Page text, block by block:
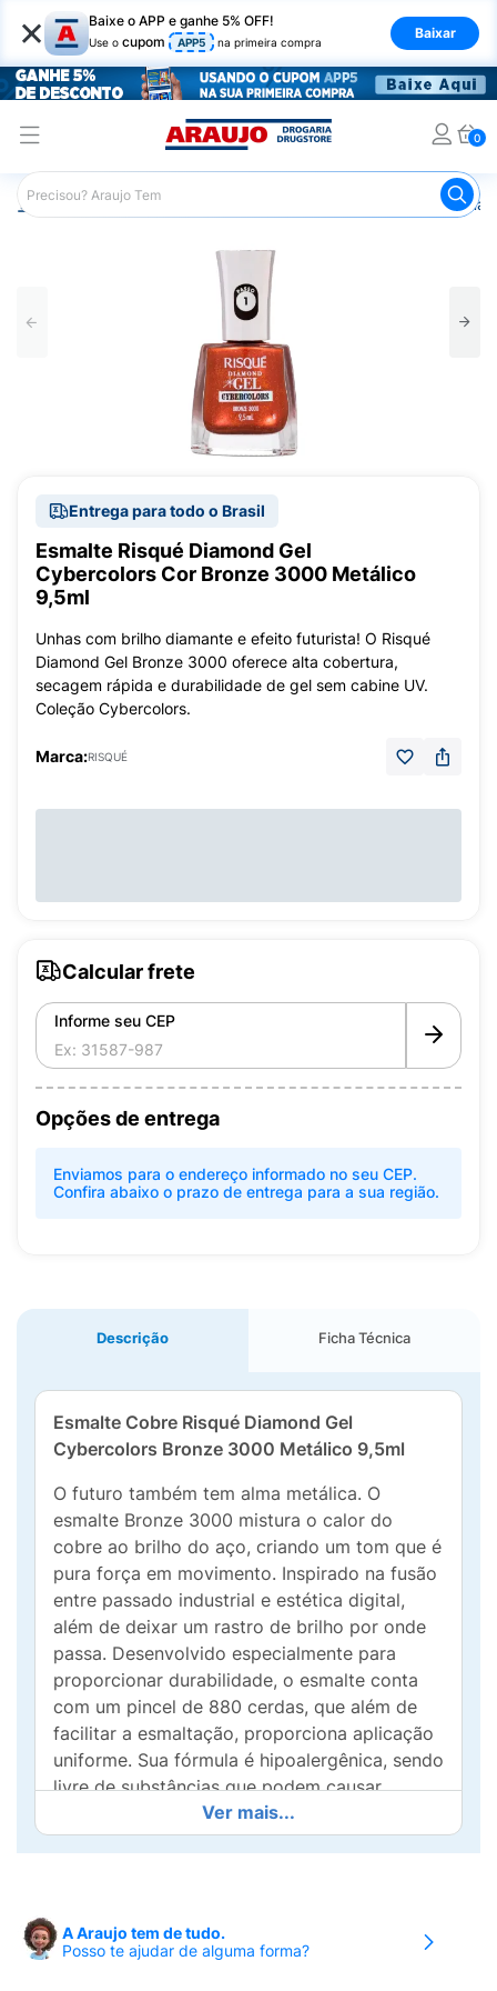
× Baixe o APP e ganhe 5% OFF!
Use o cupom APP5 na primeira compra
Baixar
0
Araujo Beleza e Cuidados
Entrega para todo o Brasil
Esmalte Risqué Diamond Gel
Cybercolors Cor Bronze 3000 Metálico
9,5ml
Unhas com brilho diamante e efeito futurista! O Risqué
Diamond Gel Bronze 3000 oferece alta cobertura,
secagem rápida e durabilidade de gel sem cabine UV.
Coleção Cybercolors.
Marca:RISQUÉ
Calcular frete
Informe seu CEP
Opções de entrega
Enviamos para o endereço informado no seu CEP.
Confira abaixo o prazo de entrega para a sua região.
Descrição Ficha Técnica
Esmalte Cobre Risqué Diamond Gel
Cybercolors Bronze 3000 Metálico 9,5ml
O futuro também tem alma metálica. O
esmalte Bronze 3000 mistura o calor do
cobre ao brilho do aço, criando um tom que é
pura força em movimento. Inspirado na fusão
entre passado industrial e estética digital,
além de deixar um rastro de brilho por onde
passa. Desenvolvido especialmente para
proporcionar durabilidade, o esmalte conta
com um pincel de 880 cerdas, que além de
facilitar a esmaltação, proporciona aplicação
uniforme. Sua fórmula é hipoalergênica, sendo
livre de substâncias que podem causar
alergia. Para obter o efeito gel, aplique o
esmalte Bronze 3000 Risqué Diamond Gel
2), garantindo efeito gel sem precisar de
cabine UV. Risqué é contra testes em animais!
Ver mais...
A Araujo tem de tudo.
Posso te ajudar de alguma forma?